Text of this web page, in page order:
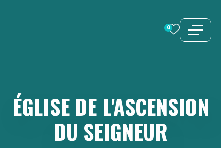
0
ÉGLISE DE L'ASCENSION
DU SEIGNEUR